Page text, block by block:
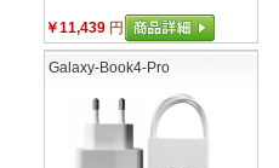
￥11,439 円
Galaxy-Book4-Pro